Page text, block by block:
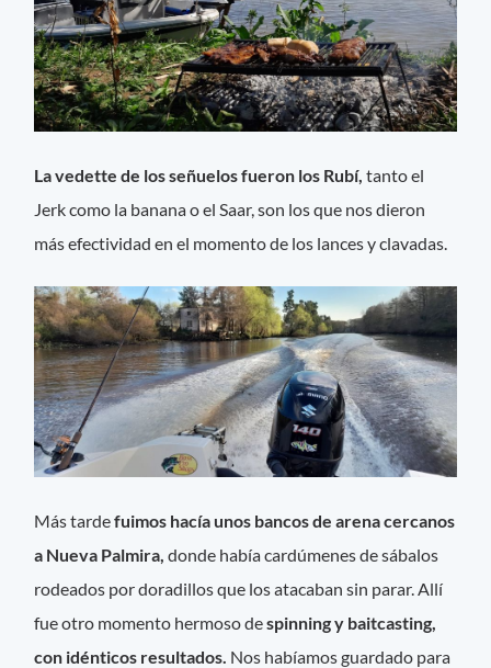
La vedette de los señuelos fueron los Rubí, tanto el
Jerk como la banana o el Saar, son los que nos dieron
más efectividad en el momento de los lances y clavadas.
Más tardefuimos hacía unos bancos de arena cercanos
a Nueva Palmira, donde había cardúmenes de sábalos
rodeados por doradillos que los atacaban sin parar. Allí
fue otro momento hermoso despinning y baitcasting,
con idénticos resultados. Nos habíamos guardado para